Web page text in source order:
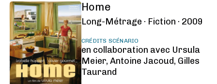
Home
Long-Métrage · Fiction · 2009
CRÉDITS SCÉNARIO
en collaboration avec Ursula
Meier, Antoine Jacoud, Gilles
Taurand